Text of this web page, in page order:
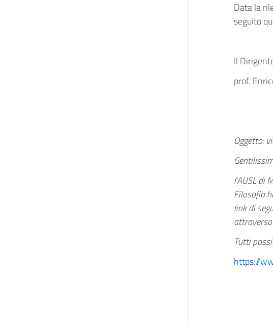
Data la
seguito
Il
prof.
Oggetto:
l’AUSL di
Filosofia
link di
Tutti
https://